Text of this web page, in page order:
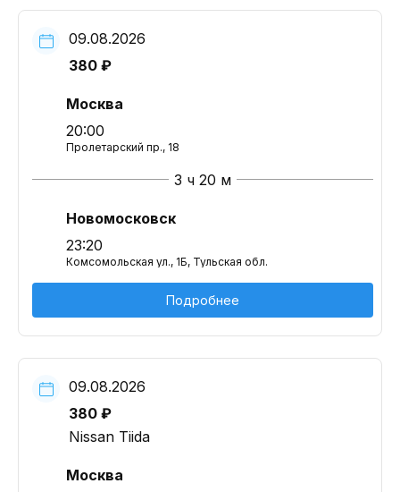
09.08.2026
380 ₽
Москва
20:00
Пролетарский пр., 18
3 ч 20 м
Новомосковск
23:20
Комсомольская ул., 1Б, Тульская обл.
Подробнее
09.08.2026
380 ₽
Nissan Tiida
Москва